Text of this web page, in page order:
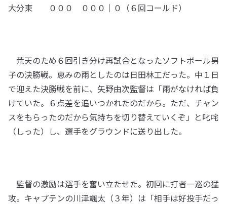
大分東 ０００ ０００｜０（６回コールド）
荒天のため６回引き分け再試合となったソフトボール男
子の決勝戦。恵みの雨としたのは日田林工だった。中１日
で迎えた決勝戦を前に、矢野由次監督は「雨がなければ負
けていた。６点差を追いつかれたのだから。ただ、チャン
スをもらったのだから気持ちを切り替えていくぞ」と叱咤
（しった）し、選手をグラウンドに送り出した。
監督の激励は選手を奮い立たせた。初回に打者一巡の猛
攻。キャプテンの川津颯太（３年）は「相手は好投手だっ